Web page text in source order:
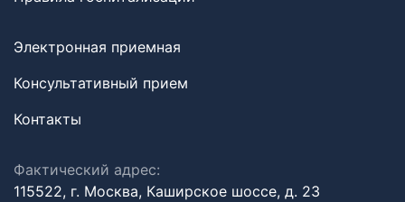
Электронная приемная
Консультативный прием
Контакты
Фактический адрес:
115522, г. Москва, Каширское шоссе, д. 23